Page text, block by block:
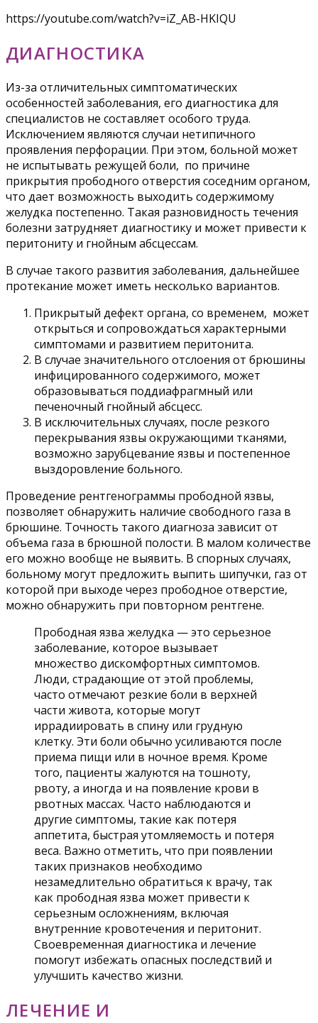
https://youtube.com/watch?v=iZ_AB-HKIQU
ДИАГНОСТИКА
Из-за отличительных симптоматических
особенностей заболевания, его диагностика для
специалистов не составляет особого труда.
Исключением являются случаи нетипичного
проявления перфорации. При этом, больной может
не испытывать режущей боли, по причине
прикрытия прободного отверстия соседним органом,
что дает возможность выходить содержимому
желудка постепенно. Такая разновидность течения
болезни затрудняет диагностику и может привести к
перитониту и гнойным абсцессам.
В случае такого развития заболевания, дальнейшее
протекание может иметь несколько вариантов.
Прикрытый дефект органа, со временем, может
открыться и сопровождаться характерными
симптомами и развитием перитонита.
В случае значительного отслоения от брюшины
инфицированного содержимого, может
образовываться поддиафрагмный или
печеночный гнойный абсцесс.
В исключительных случаях, после резкого
перекрывания язвы окружающими тканями,
возможно зарубцевание язвы и постепенное
выздоровление больного.
Проведение рентгенограммы прободной язвы,
позволяет обнаружить наличие свободного газа в
брюшине. Точность такого диагноза зависит от
объема газа в брюшной полости. В малом количестве
его можно вообще не выявить. В спорных случаях,
больному могут предложить выпить шипучки, газ от
которой при выходе через прободное отверстие,
можно обнаружить при повторном рентгене.
Прободная язва желудка — это серьезное
заболевание, которое вызывает
множество дискомфортных симптомов.
Люди, страдающие от этой проблемы,
часто отмечают резкие боли в верхней
части живота, которые могут
иррадиировать в спину или грудную
клетку. Эти боли обычно усиливаются после
приема пищи или в ночное время. Кроме
того, пациенты жалуются на тошноту,
рвоту, а иногда и на появление крови в
рвотных массах. Часто наблюдаются и
другие симптомы, такие как потеря
аппетита, быстрая утомляемость и потеря
веса. Важно отметить, что при появлении
таких признаков необходимо
незамедлительно обратиться к врачу, так
как прободная язва может привести к
серьезным осложнениям, включая
внутренние кровотечения и перитонит.
Своевременная диагностика и лечение
помогут избежать опасных последствий и
улучшить качество жизни.
ЛЕЧЕНИЕ И